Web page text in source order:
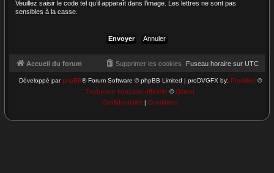
Veuillez saisir le code tel qu’il apparaît dans l’image. Les lettres ne sont pas
sensibles à la casse.
Accueil du forum Fuseau horaire sur UTC
Supprimer les cookies
Développé parphpBB® Forum Software © phpBB Limited | proDVGFX by: Prosk8er©
Traduction française officielle ©Qiaeru
Confidentialité | Conditions